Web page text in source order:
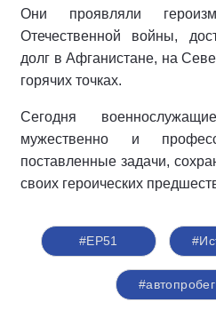
Они проявляли
Отечественной войны,
долг в Афганистане, на
горячих точках.
Сегодня
мужественно и
поставленные задачи,
своих героических
#ЕР51